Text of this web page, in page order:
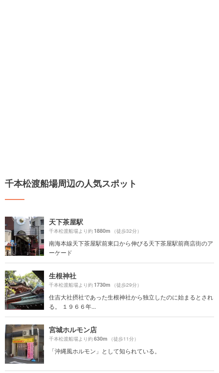
千本松渡船場周辺の人気スポット
天下茶屋駅
千本松渡船場より約1880m （徒歩32分）
南海本線天下茶屋駅前東口から伸びる天下茶屋駅前商店街のア
ーケード
生根神社
千本松渡船場より約1730m （徒歩29分）
住吉大社摂社であった生根神社から独立したのに始まるとされ
る。 １９６６年...
宮城ホルモン店
千本松渡船場より約630m （徒歩11分）
「沖縄風ホルモン」として知られている。